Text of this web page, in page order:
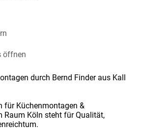
öffnen
durch Bernd Finder aus Kall
für Küchenmontagen &
Raum Köln steht für Qualität,